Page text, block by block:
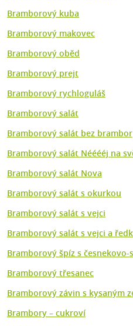
Bramborový kuba
Bramborový makovec
Bramborový oběd
Bramborový prejt
Bramborový rychloguláš
Bramborový salát
Bramborový salát bez brambor
Bramborový salát Nééééj na
Bramborový salát Nova
Bramborový salát s okurkou
Bramborový salát s vejci
Bramborový salát s vejci a
Bramborový špíz s
Bramborový třesanec
Bramborový závin s kysaným
Brambory – cukroví